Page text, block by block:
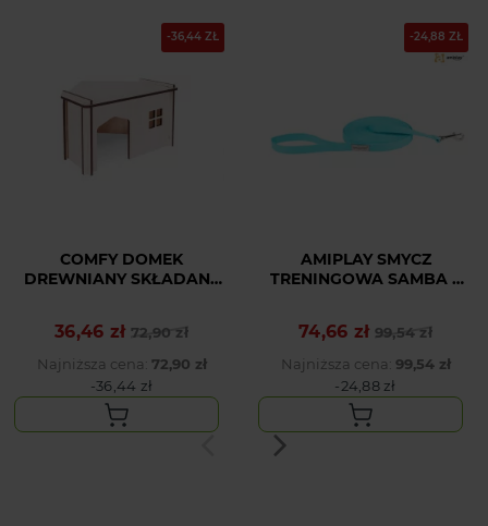
-36,44 ZŁ
COMFY DOMEK
DREWNIANY SKŁADANY
Cena podstawowa
72,90 zł
Cena
36,46 zł
Najniższa cena: 72,90 zł
-36,44 zł
-24,88 ZŁ
AMIPLAY SMYCZ
TRENINGOWA SAMBA L
Cena podstawowa
99,54 zł
Cena
74,66 zł
Najniższa cena: 99,54 zł
-24,88 zł